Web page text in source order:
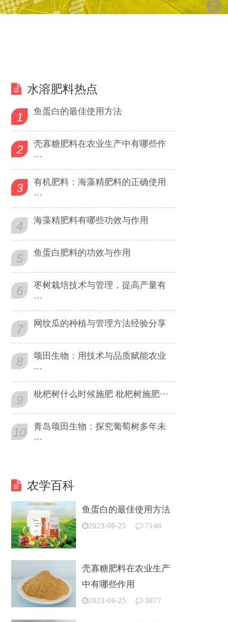
水溶肥料热点
1 鱼蛋白的最佳使用方法
2
壳寡糖肥料在农业生产中有哪些作
···
3
有机肥料：海藻精肥料的正确使用
···
4 海藻精肥料有哪些功效与作用
5 鱼蛋白肥料的功效与作用
6
枣树栽培技术与管理，提高产量有
···
7 网纹瓜的种植与管理方法经验分享
8
颂田生物：用技术与品质赋能农业
···
9 枇杷树什么时候施肥 枇杷树施肥···
10
青岛颂田生物：探究葡萄树多年未
···
农学百科
鱼蛋白的最佳使用方法
2023-06-25 7146
壳寡糖肥料在农业生产
中有哪些作用
2023-06-25 3877